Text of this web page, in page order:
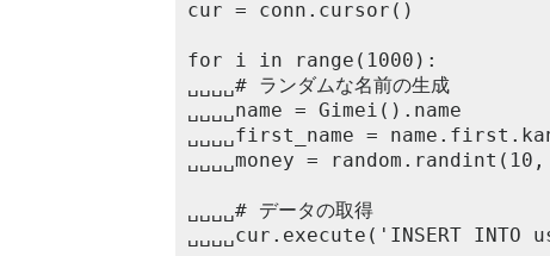
cur = conn.cursor()
for i in range(1000):
␣␣␣␣# ランダムな名前の生成
␣␣␣␣name = Gimei().name
␣␣␣␣first_name =
␣␣␣␣money = random.randint(10,
␣␣␣␣# データの取得
␣␣␣␣cur.execute('INSERT